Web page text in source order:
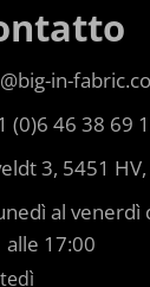
in-
(0)6 46 38 69
3, 5451
al venerdì
alle 17:00